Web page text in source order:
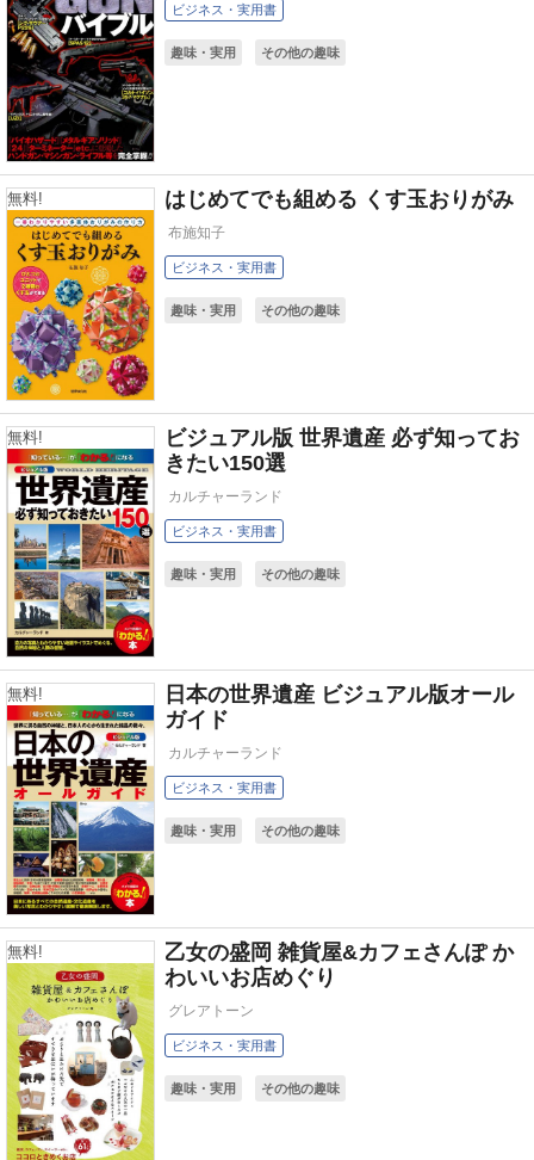
ビジネス・実用書
趣味・実用 その他の趣味
無料! はじめてでも組める くす玉おりがみ
布施知子
ビジネス・実用書
趣味・実用 その他の趣味
無料!
ビジュアル版 世界遺産 必ず知ってお
きたい150選
カルチャーランド
ビジネス・実用書
趣味・実用 その他の趣味
無料!
日本の世界遺産 ビジュアル版オール
ガイド
カルチャーランド
ビジネス・実用書
趣味・実用 その他の趣味
無料!
乙女の盛岡 雑貨屋&カフェさんぽ か
わいいお店めぐり
グレアトーン
ビジネス・実用書
趣味・実用 その他の趣味